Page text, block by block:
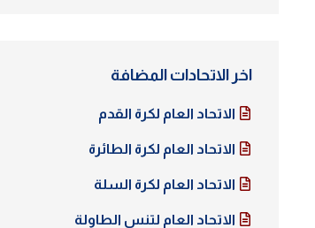
اخر الاتحادات المضافة
الاتحاد العام لكرة القدم
الاتحاد العام لكرة الطائرة
الاتحاد العام لكرة السلة
الاتحاد العام لتنس الطاولة